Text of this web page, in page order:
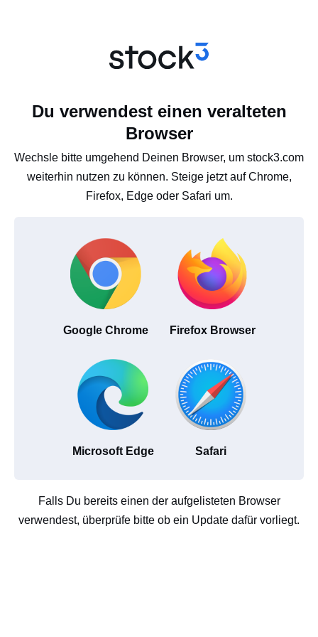
Du verwendest einen veralteten
Browser
Wechsle bitte umgehend Deinen Browser, um stock3.com
weiterhin nutzen zu können. Steige jetzt auf Chrome,
Firefox, Edge oder Safari um.
Google Chrome Firefox Browser
Microsoft Edge Safari
Falls Du bereits einen der aufgelisteten Browser
verwendest, überprüfe bitte ob ein Update dafür vorliegt.